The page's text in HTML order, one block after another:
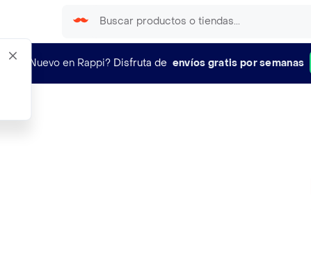
¿Nuevo en Rappi? Disfruta de envíos gratis por semanas